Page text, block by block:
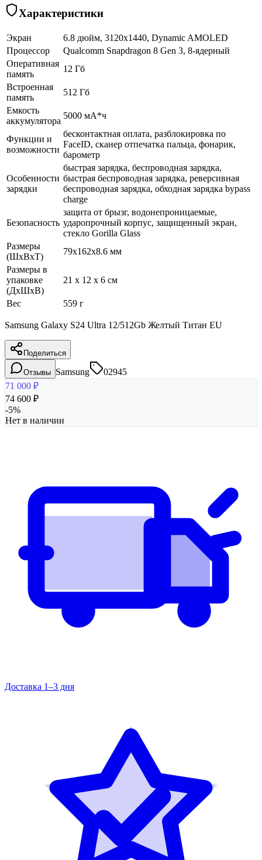
Характеристики
Экран
6.8 дюйм, 3120x1440, Dynamic AMOLED
Процессор
Qualcomm Snapdragon 8 Gen 3, 8-ядерный
Оперативная
память
12 Гб
Встроенная
память
512 Гб
Емкость
аккумулятора
5000 мА*ч
Функции и
возможности
бесконтактная оплата, разблокировка по
FaceID, сканер отпечатка пальца, фонарик,
барометр
Особенности
зарядки
быстрая зарядка, беспроводная зарядка,
быстрая беспроводная зарядка, реверсивная
беспроводная зарядка, обходная зарядка bypass
charge
Безопасность
защита от брызг, водонепроницаемые,
ударопрочный корпус, защищенный экран,
cтекло Gorilla Glass
Размеры
(ШхВхТ)
79x162x8.6 мм
Размеры в
упаковке
(ДхШхВ)
21 x 12 x 6 см
Вес 559 г
Samsung Galaxy S24 Ultra 12/512Gb Желтый Титан EU
Поделиться
Отзывы Samsung
02945
71 000 ₽
74 600 ₽
-5%
Нет в наличии
Доставка 1–3 дня